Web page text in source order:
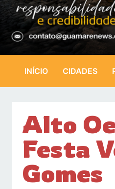
INÍCIO CIDADES
Alto
Festa
Gomes